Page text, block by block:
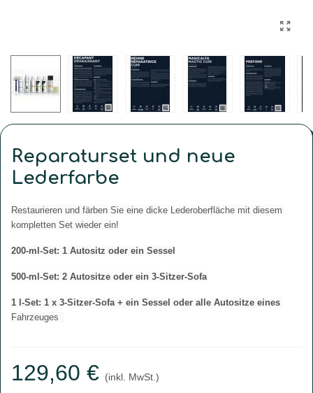
Reparaturset und neue
Lederfarbe
Restaurieren und färben Sie eine dicke Lederoberfläche mit diesem
kompletten Set wieder ein!
200-ml-Set: 1 Autositz oder ein Sessel
500-ml-Set: 2 Autositze oder ein 3-Sitzer-Sofa
1 l-Set: 1 x 3-Sitzer-Sofa + ein Sessel oder alle Autositze eines
Fahrzeuges
129,60 € (inkl. MwSt.)